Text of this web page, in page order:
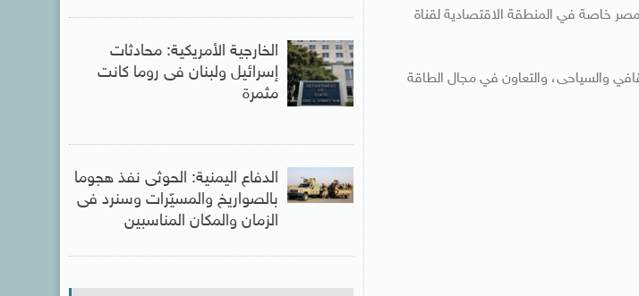
خاصة في المنطقة الاقتصادية لقناة
والسياحى، والتعاون في مجال الطاقة
الخارجية الأمريكية: محادثات
إسرائيل ولبنان فى روما كانت
مثمرة
الدفاع اليمنية: الحوثى نفذ هجوما
بالصواريخ والمسيّرات وسنرد فى
الزمان والمكان المناسبين